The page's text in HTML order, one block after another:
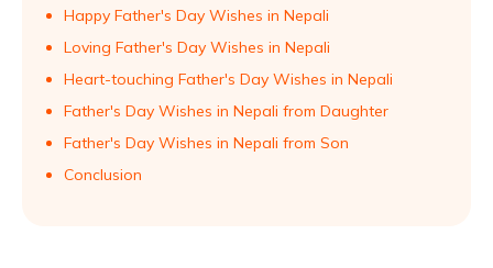
Happy Father's Day Wishes in Nepali
Loving Father's Day Wishes in Nepali
Heart-touching Father's Day Wishes in Nepali
Father's Day Wishes in Nepali from Daughter
Father's Day Wishes in Nepali from Son
Conclusion